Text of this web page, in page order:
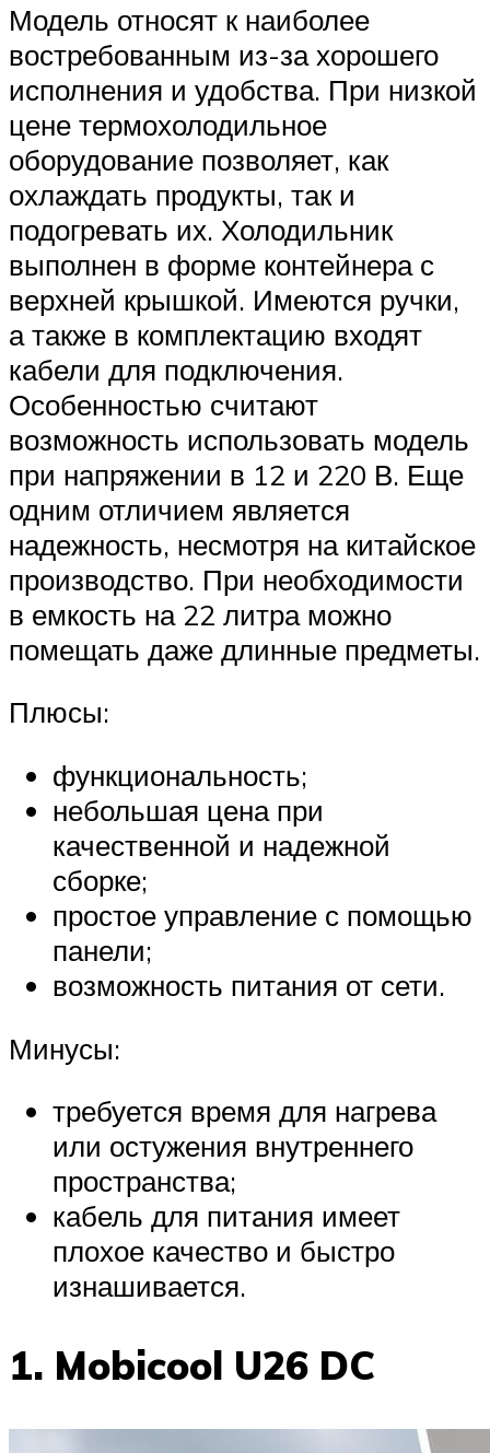
Модель относят к наиболее
востребованным из-за хорошего
исполнения и удобства. При низкой
цене термохолодильное
оборудование позволяет, как
охлаждать продукты, так и
подогревать их. Холодильник
выполнен в форме контейнера с
верхней крышкой. Имеются ручки,
а также в комплектацию входят
кабели для подключения.
Особенностью считают
возможность использовать модель
при напряжении в 12 и 220 В. Еще
одним отличием является
надежность, несмотря на китайское
производство. При необходимости
в емкость на 22 литра можно
помещать даже длинные предметы.
Плюсы:
функциональность;
небольшая цена при
качественной и надежной
сборке;
простое управление с помощью
панели;
возможность питания от сети.
Минусы:
требуется время для нагрева
или остужения внутреннего
пространства;
кабель для питания имеет
плохое качество и быстро
изнашивается.
1. Mobicool U26 DC